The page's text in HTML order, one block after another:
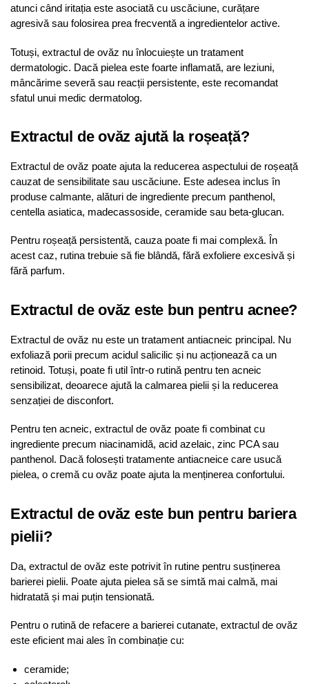
atunci când iritația este asociată cu uscăciune, curățare
agresivă sau folosirea prea frecventă a ingredientelor active.
Totuși, extractul de ovăz nu înlocuiește un tratament
dermatologic. Dacă pielea este foarte inflamată, are leziuni,
mâncărime severă sau reacții persistente, este recomandat
sfatul unui medic dermatolog.
Extractul de ovăz ajută la roșeață?
Extractul de ovăz poate ajuta la reducerea aspectului de roșeață
cauzat de sensibilitate sau uscăciune. Este adesea inclus în
produse calmante, alături de ingrediente precum panthenol,
centella asiatica, madecassoside, ceramide sau beta-glucan.
Pentru roșeață persistentă, cauza poate fi mai complexă. În
acest caz, rutina trebuie să fie blândă, fără exfoliere excesivă și
fără parfum.
Extractul de ovăz este bun pentru acnee?
Extractul de ovăz nu este un tratament antiacneic principal. Nu
exfoliază porii precum acidul salicilic și nu acționează ca un
retinoid. Totuși, poate fi util într-o rutină pentru ten acneic
sensibilizat, deoarece ajută la calmarea pielii și la reducerea
senzației de disconfort.
Pentru ten acneic, extractul de ovăz poate fi combinat cu
ingrediente precum niacinamidă, acid azelaic, zinc PCA sau
panthenol. Dacă folosești tratamente antiacneice care usucă
pielea, o cremă cu ovăz poate ajuta la menținerea confortului.
Extractul de ovăz este bun pentru bariera
pielii?
Da, extractul de ovăz este potrivit în rutine pentru susținerea
barierei pielii. Poate ajuta pielea să se simtă mai calmă, mai
hidratată și mai puțin tensionată.
Pentru o rutină de refacere a barierei cutanate, extractul de ovăz
este eficient mai ales în combinație cu:
ceramide;